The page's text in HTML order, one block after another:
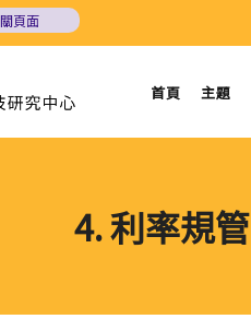
頁面
首頁 主題
4. 利率規管